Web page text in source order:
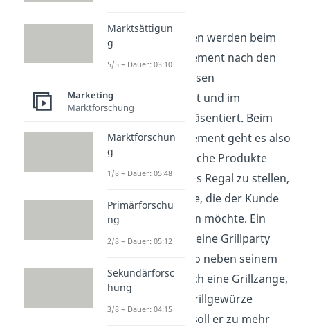
Die Warengruppen werden beim
Category Management nach den
Kundenbedürfnissen
zusammengestellt und im
Verkaufsraum präsentiert. Beim
Category Management geht es also
nicht darum ähnliche Produkte
nebeneinander ins Regal zu stellen,
sondern Produkte, die der Kunde
zusammen kaufen möchte. Ein
Student, der für seine Grillparty
einkauft, wird also neben seinem
Grillanzünder auch eine Grillzange,
Bier, Steak und Grillgewürze
finden. Dadurch soll er zu mehr
Marktsättigun
g
5/5 – Dauer: 03:10
Marketing
Marktforschung
Marktforschun
g
1/8 – Dauer: 05:48
Primärforschu
ng
2/8 – Dauer: 05:12
Sekundärforsc
hung
3/8 – Dauer: 04:15